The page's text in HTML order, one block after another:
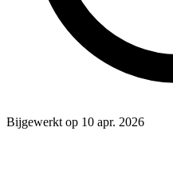
Bijgewerkt op 10 apr. 2026